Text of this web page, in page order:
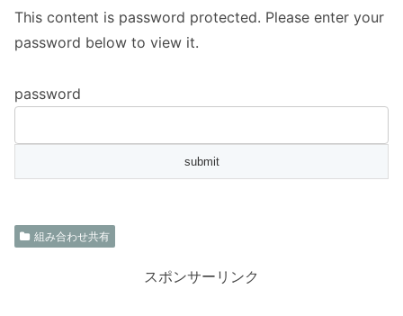
This content is password protected. Please enter your
password below to view it.
password
組み合わせ共有
スポンサーリンク